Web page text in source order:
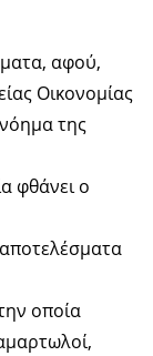
αφού,
Οικονομίας
της
φθάνει ο
οποία